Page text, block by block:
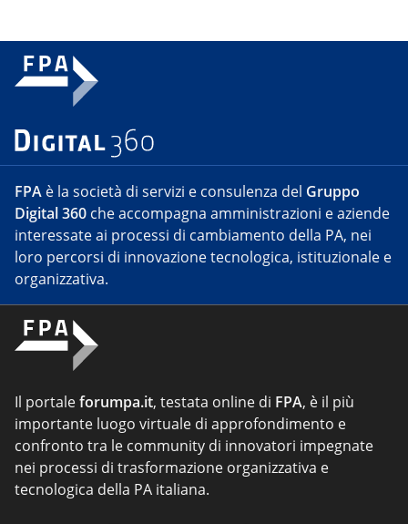
FPA è la società di servizi e consulenza del Gruppo
Digital 360 che accompagna amministrazioni e aziende
interessate ai processi di cambiamento della PA, nei
loro percorsi di innovazione tecnologica, istituzionale e
organizzativa.
Il portaleforumpa.it, testata online di FPA, è il più
importante luogo virtuale di approfondimento e
confronto tra le community di innovatori impegnate
nei processi di trasformazione organizzativa e
tecnologica della PA italiana.